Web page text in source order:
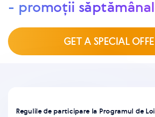
- promoții
GET A SPECIAL
Regulile de participare la Programul de